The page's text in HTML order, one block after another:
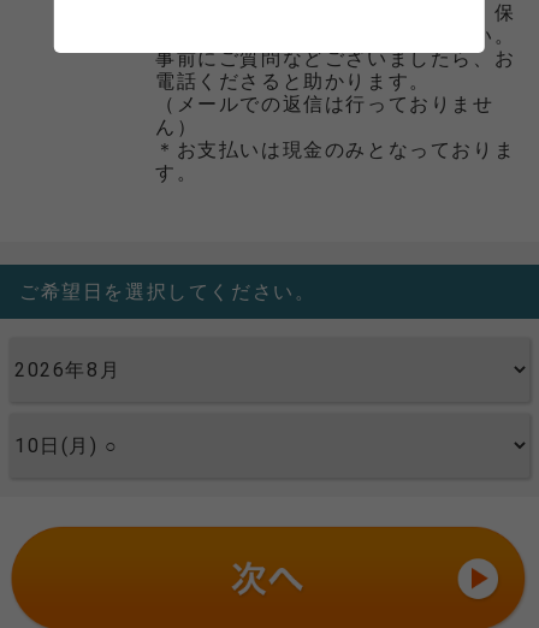
来院時には、マイナンバーカード、保
険証、医療証各種をお持ちください。
事前にご質問などございましたら、お
電話くださると助かります。
（メールでの返信は行っておりませ
ん）
＊お支払いは現金のみとなっておりま
す。
ご希望日を選択してください。